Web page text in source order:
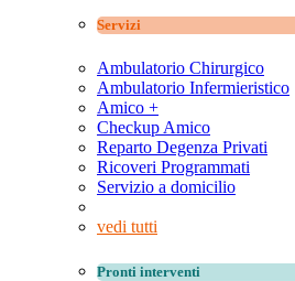
Servizi
Ambulatorio Chirurgico
Ambulatorio Infermieristico
Amico +
Checkup Amico
Reparto Degenza Privati
Ricoveri Programmati
Servizio a domicilio
vedi tutti
Pronti interventi